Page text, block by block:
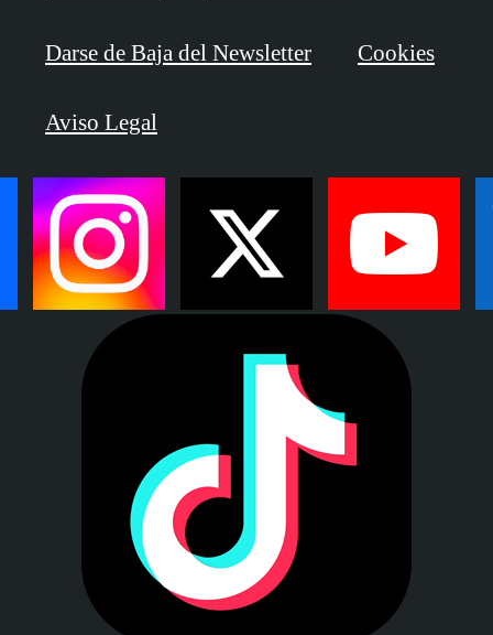
Darse de Baja del Newsletter Cookies
Aviso Legal